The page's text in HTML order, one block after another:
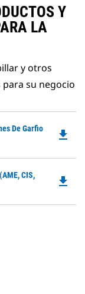
Y
LA
y otros
su negocio
De Garfio
file_download
CIS,
file_download